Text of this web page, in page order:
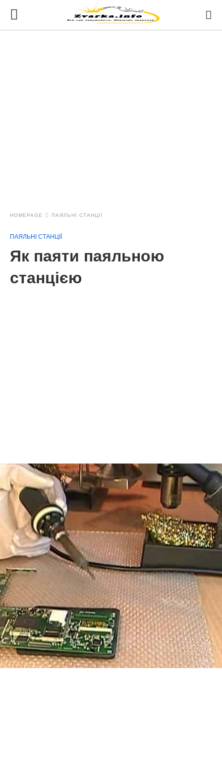
HOMEPAGE ПАЯЛЬНІ СТАНЦІЇ
ПАЯЛЬНІ СТАНЦІЇ
Як паяти паяльною
станцією